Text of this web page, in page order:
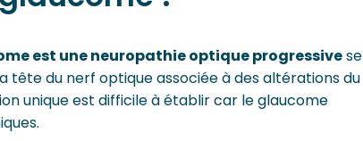
est une neuropathie optique progressivese
tête du nerf optique associée à des altérations du
unique est difficile à établir car le glaucome